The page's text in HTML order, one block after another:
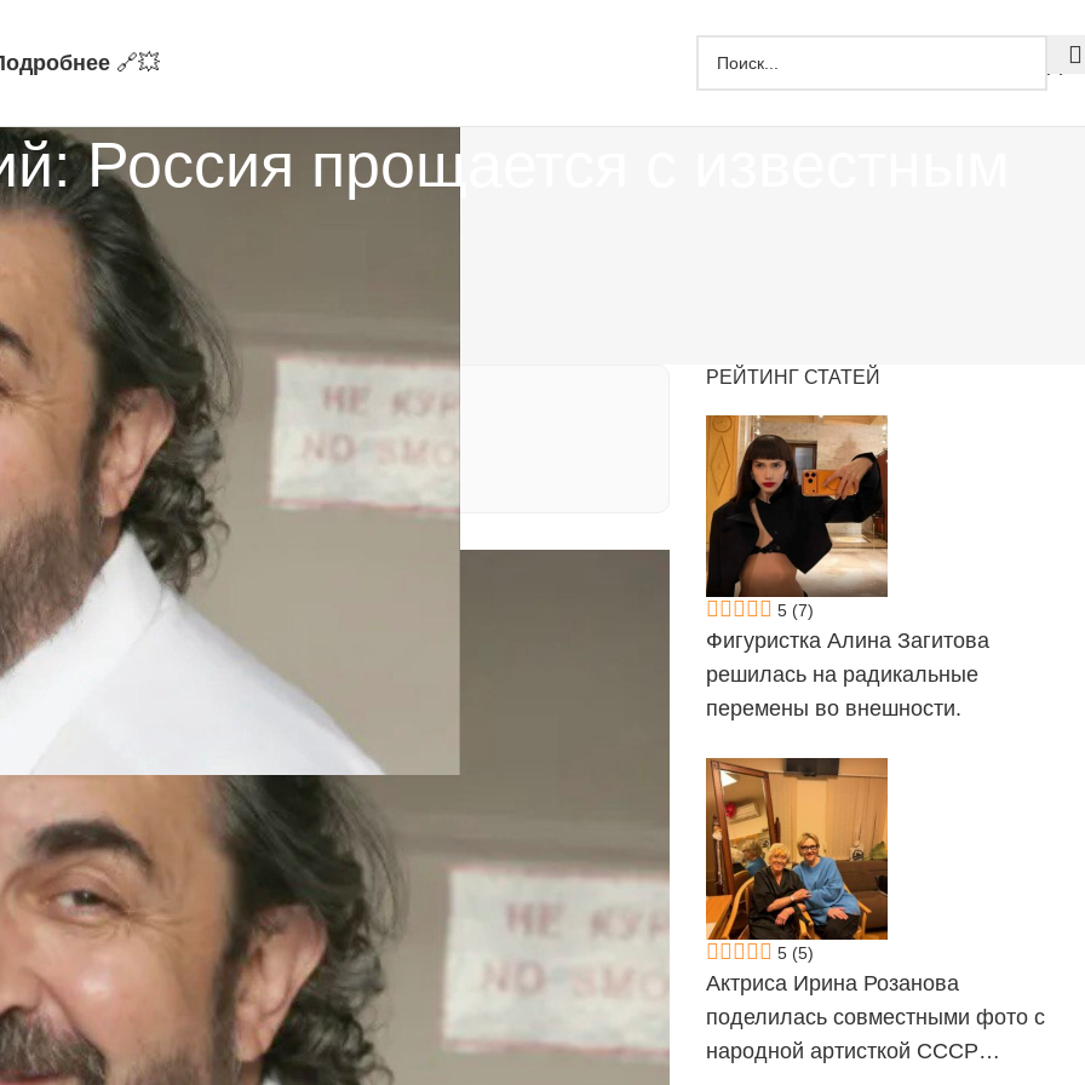
🔗‍💥
Россия прощается с известным
уведомления:https://t.me/fokmedia
РЕЙТИНГ СТАТЕЙ
5 (7)
Фигуристка Алина Загитова
решилась на радикальные
перемены во внешности.
5 (5)
Актриса Ирина Розанова
поделилась совместными фото с
народной артисткой СССР…